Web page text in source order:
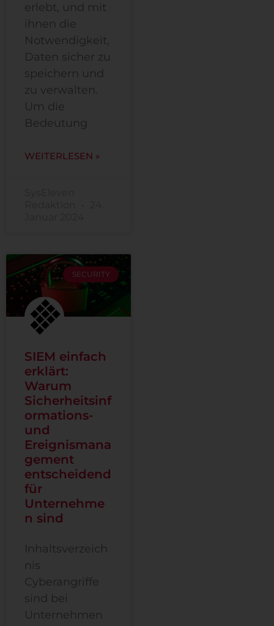
erlebt, und mit
ihnen die
Notwendigkeit,
Daten sicher zu
speichern und
zu verwalten.
Um die
Bedeutung
WEITERLESEN »
SECURITY
SIEM einfach
erklärt:
Warum
Sicherheitsinf
ormations-
und
Ereignismana
gement
entscheidend
für
Unternehme
n sind
Inhaltsverzeich
nis
Cyberangriffe
sind bei
Unternehmen